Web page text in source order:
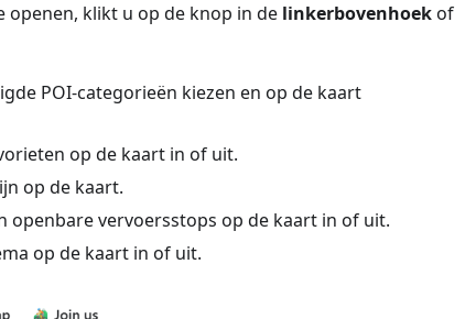
openen, klikt u op de knop in de linkerbovenhoekof
POI-categorieën kiezen en op de kaart
op de kaart in of uit.
op de kaart.
openbare vervoersstops op de kaart in of uit.
op de kaart in of uit.